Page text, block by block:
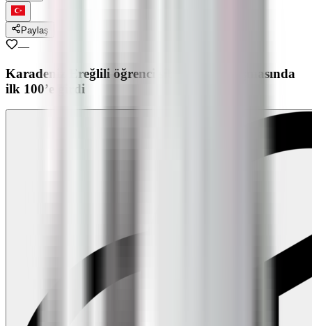
Paylaş
—
Karadeniz Ereğlili öğrenci siber zeka yarışmasında
ilk 100’e girdi